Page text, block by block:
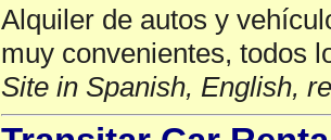
Alquiler de autos y
muy convenientes, todos
Site in Spanish, English,